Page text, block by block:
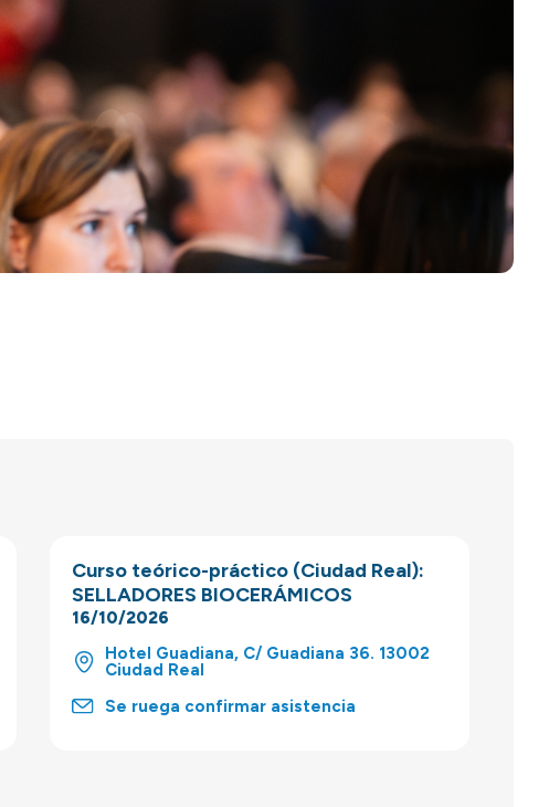
Curso teórico-práctico (Ciudad Real):
SELLADORES BIOCERÁMICOS
16/10/2026
Hotel Guadiana, C/ Guadiana 36. 13002
Ciudad Real
Se ruega confirmar asistencia